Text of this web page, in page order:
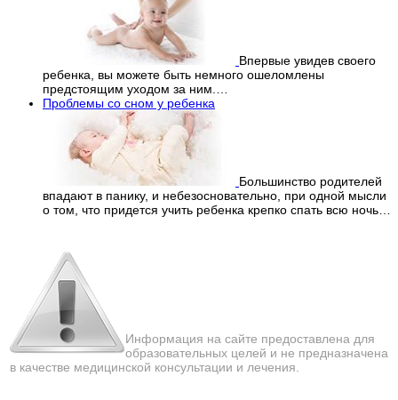
Впервые увидев своего
ребенка, вы можете быть немного ошеломлены
предстоящим уходом за ним.…
Проблемы со сном у ребенка
Большинство родителей
впадают в панику, и небезосновательно, при одной мысли
о том, что придется учить ребенка крепко спать всю ночь…
Информация на сайте предоставлена для
образовательных целей и не предназначена
в качестве медицинской консультации и лечения.